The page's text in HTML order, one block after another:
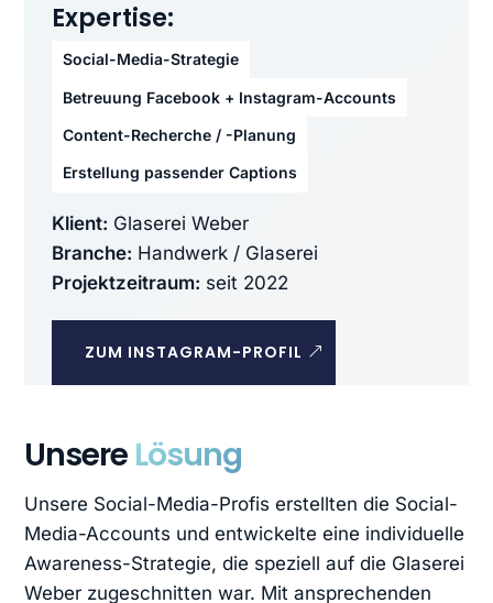
Expertise:
Social-Media-Strategie
Betreuung Facebook + Instagram-Accounts
Content-Recherche / -Planung
Erstellung passender Captions
Klient: Glaserei Weber
Branche: Handwerk / Glaserei
Projektzeitraum: seit 2022
ZUM INSTAGRAM-PROFIL
Unsere Lösung
Unsere Social-Media-Profis erstellten die Social-
Media-Accounts und entwickelte eine individuelle
Awareness-Strategie, die speziell auf die Glaserei
Weber zugeschnitten war. Mit ansprechenden